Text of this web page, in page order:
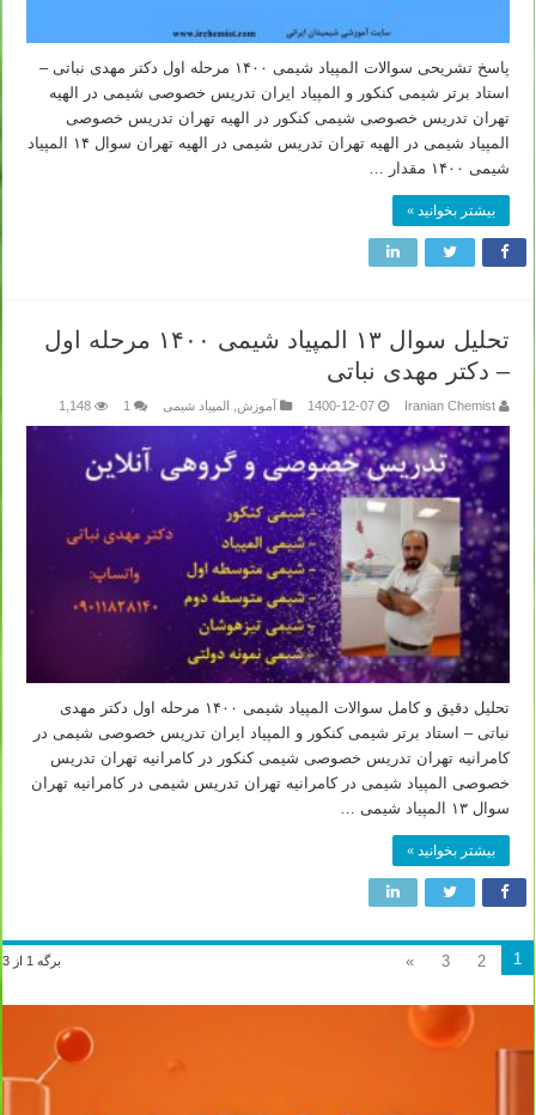
پاسخ تشریحی سوالات المپیاد شیمی ۱۴۰۰ مرحله اول دکتر مهدی نباتی –
استاد برتر شیمی کنکور و المپیاد ایران تدریس خصوصی شیمی در الهیه
تهران تدریس خصوصی شیمی کنکور در الهیه تهران تدریس خصوصی
المپیاد شیمی در الهیه تهران تدریس شیمی در الهیه تهران سوال ۱۴ المپیاد
شیمی ۱۴۰۰ مقدار …
بیشتر بخوانید »
تحلیل سوال ۱۳ المپیاد شیمی ۱۴۰۰ مرحله اول
– دکتر مهدی نباتی
Iranian Chemist
1400-12-07 آموزش المپیاد شیمی 1
1,148
تحلیل دقیق و کامل سوالات المپیاد شیمی ۱۴۰۰ مرحله اول دکتر مهدی
نباتی – استاد برتر شیمی کنکور و المپیاد ایران تدریس خصوصی شیمی در
کامرانیه تهران تدریس خصوصی شیمی کنکور در کامرانیه تهران تدریس
خصوصی المپیاد شیمی در کامرانیه تهران تدریس شیمی در کامرانیه تهران
سوال ۱۳ المپیاد شیمی …
بیشتر بخوانید »
برگه 1 از 3 1
2
3
»